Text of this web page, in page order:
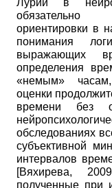
Лурии в
обязательно
ориентировки в
понимания
выражающих
определения
«немым» часам,
оценки
времени без
обследованиях
субъективной
интервалов
[Вяхирева, 2009
полученные при